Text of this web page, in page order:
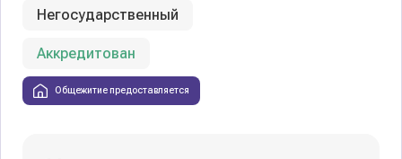
Негосударственный
Аккредитован
Общежитие предоставляется